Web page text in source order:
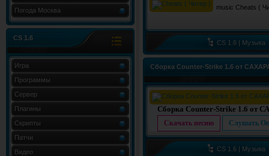
Погода Москва
CS 1.6
Игра
Программы
Сервер
Плагины
Скрипты
Патчи
Видео
music Cheats (
CS 1.6 | Музыка
Сборка Counter-Strike 1.6 от
Сборка Counter-Strike 1.6 от
Скачать песню Слушать
CS 1.6 | Музыка